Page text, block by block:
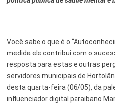
Inclusão e Desenvolvimento
Mobilidade Urbana
Obras
Planejamento Urbano e
Você sabe o que é o
medida ele contribui com o
resposta para estas e outras
servidores municipais de
desta quarta-feira (06/05), da
influenciador digital paraibano